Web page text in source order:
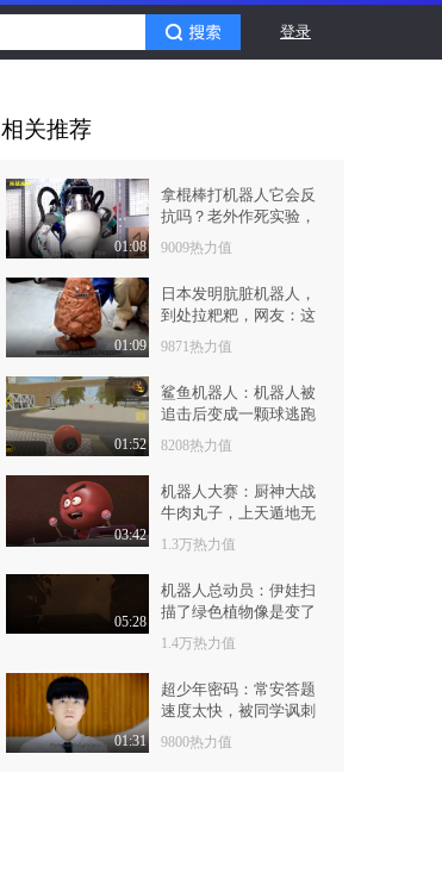
登录
相关推荐
01:08
拿棍棒打机器人它会反
抗吗？老外作死实验，
网友：太欺负“人”了！
9009热力值
01:09
日本发明肮脏机器人，
到处拉粑粑，网友：这
个好玩，恶作剧必备！
9871热力值
01:52
鲨鱼机器人：机器人被
追击后变成一颗球逃跑
会发生什么
8208热力值
03:42
机器人大赛：厨神大战
牛肉丸子，上天遁地无
所不能！
1.3万热力值
05:28
机器人总动员：伊娃扫
描了绿色植物像是变了
样，瓦力不知所措
1.4万热力值
01:31
超少年密码：常安答题
速度太快，被同学讽刺
不公平，他是机器人
9800热力值